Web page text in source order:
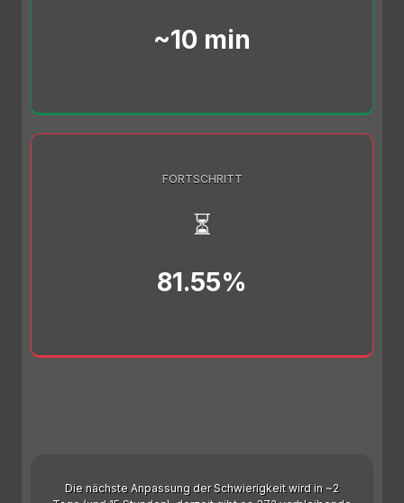
~10 min
FORTSCHRITT
⏳
81.55%
Die nächste Anpassung der Schwierigkeit wird in ~2